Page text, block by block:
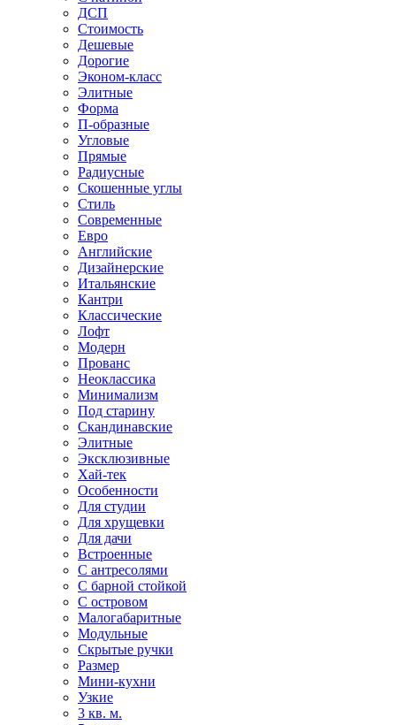
ДСП
Стоимость
Дешевые
Дорогие
Эконом-класс
Элитные
Форма
П-образные
Угловые
Прямые
Радиусные
Скошенные углы
Стиль
Современные
Евро
Английские
Дизайнерские
Итальянские
Кантри
Классические
Лофт
Модерн
Прованс
Неоклассика
Минимализм
Под старину
Скандинавские
Элитные
Эксклюзивные
Хай-тек
Особенности
Для студии
Для хрущевки
Для дачи
Встроенные
С антресолями
С барной стойкой
С островом
Малогабаритные
Модульные
Скрытые ручки
Размер
Мини-кухни
Узкие
3 кв. м.